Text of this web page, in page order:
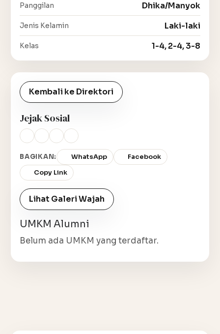
Panggilan Dhika/Manyok
Jenis Kelamin Laki-laki
Kelas 1-4, 2-4, 3-8
Kembali ke Direktori
Jejak Sosial
BAGIKAN: WhatsApp
Facebook
Copy Link
Lihat Galeri Wajah
UMKM Alumni
Belum ada UMKM yang terdaftar.